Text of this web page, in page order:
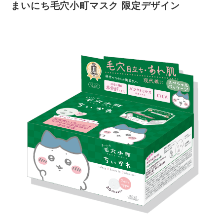
まいにち毛穴小町マスク 限定デザイン